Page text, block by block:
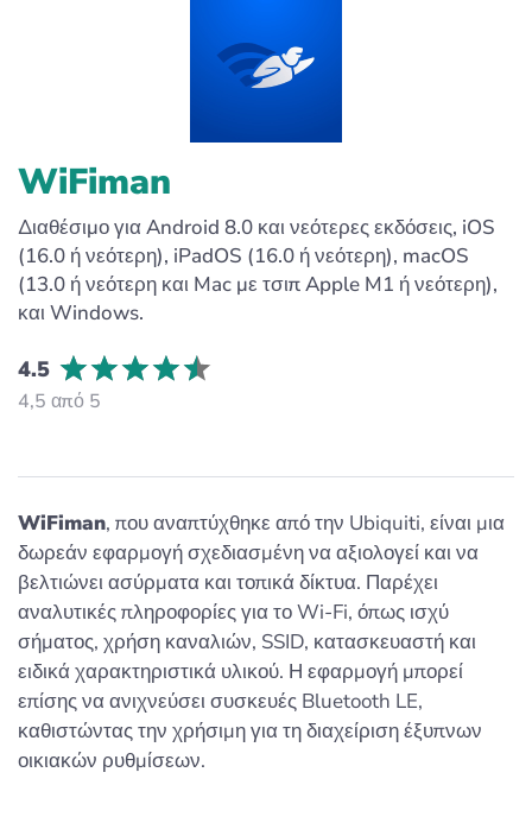
WiFiman
Διαθέσιμο για Android 8.0 και νεότερες εκδόσεις, iOS
(16.0 ή νεότερη), iPadOS (16.0 ή νεότερη), macOS
(13.0 ή νεότερη και Mac με τσιπ Apple M1 ή νεότερη),
και Windows.
4.5
4,5 από 5
WiFiman, που αναπτύχθηκε από την Ubiquiti, είναι μια
δωρεάν εφαρμογή σχεδιασμένη να αξιολογεί και να
βελτιώνει ασύρματα και τοπικά δίκτυα. Παρέχει
αναλυτικές πληροφορίες για το Wi-Fi, όπως ισχύ
σήματος, χρήση καναλιών, SSID, κατασκευαστή και
ειδικά χαρακτηριστικά υλικού. Η εφαρμογή μπορεί
επίσης να ανιχνεύσει συσκευές Bluetooth LE,
καθιστώντας την χρήσιμη για τη διαχείριση έξυπνων
οικιακών ρυθμίσεων.